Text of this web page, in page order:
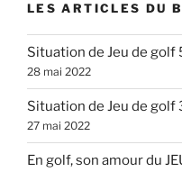
LES ARTICLES DU
Situation de Jeu de golf
28 mai 2022
Situation de Jeu de golf
27 mai 2022
En golf, son amour du